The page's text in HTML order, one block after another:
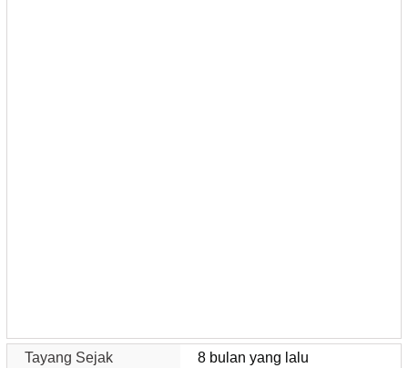
Tayang Sejak
8 bulan yang lalu